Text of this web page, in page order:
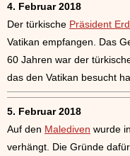
4. Februar 2018
Der türkische Präsident
Vatikan empfangen. Das
60 Jahren war der
das den Vatikan besucht
5. Februar 2018
Auf den Malediven wurde
verhängt. Die Gründe